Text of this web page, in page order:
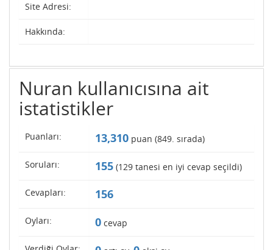
Site Adresi:
Hakkında:
Nuran kullanıcısına ait
istatistikler
Puanları: 13,310 puan (849. sırada)
Soruları: 155 (129 tanesi en iyi cevap seçildi)
Cevapları: 156
Oyları: 0 cevap